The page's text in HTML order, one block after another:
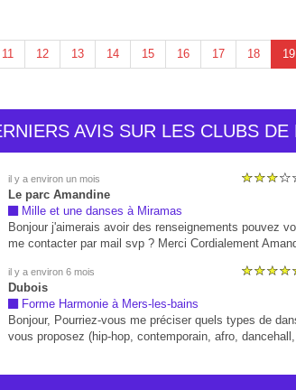
11 12 13 14 15 16 17 18 19
AVIS SUR LES CLUBS DE
il y a environ un mois
Le parc Amandine
Mille et une danses à Miramas
Bonjour j'aimerais avoir des renseignements pouvez
me contacter par mail svp ? Merci Cordialement
il y a environ 6 mois
Dubois
Forme Harmonie à Mers-les-bains
Bonjour, Pourriez-vous me préciser quels types de
vous proposez (hip-hop, contemporain, afro,